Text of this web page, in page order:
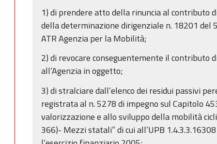
1) di prendere atto della rinuncia al contributo
della determinazione dirigenziale n. 18201 del
ATR Agenzia per la Mobilità;
2) di revocare conseguentemente il contributo
all’Agenzia in oggetto;
3) di stralciare dall’elenco dei residui passivi
registrata al n. 5278 di impegno sul Capitolo
valorizzazione e allo sviluppo della mobilità
366)- Mezzi statali” di cui all’UPB